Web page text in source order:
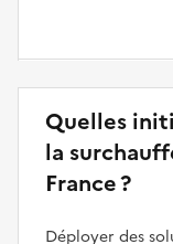
Quelles
la
France ?
Déployer des